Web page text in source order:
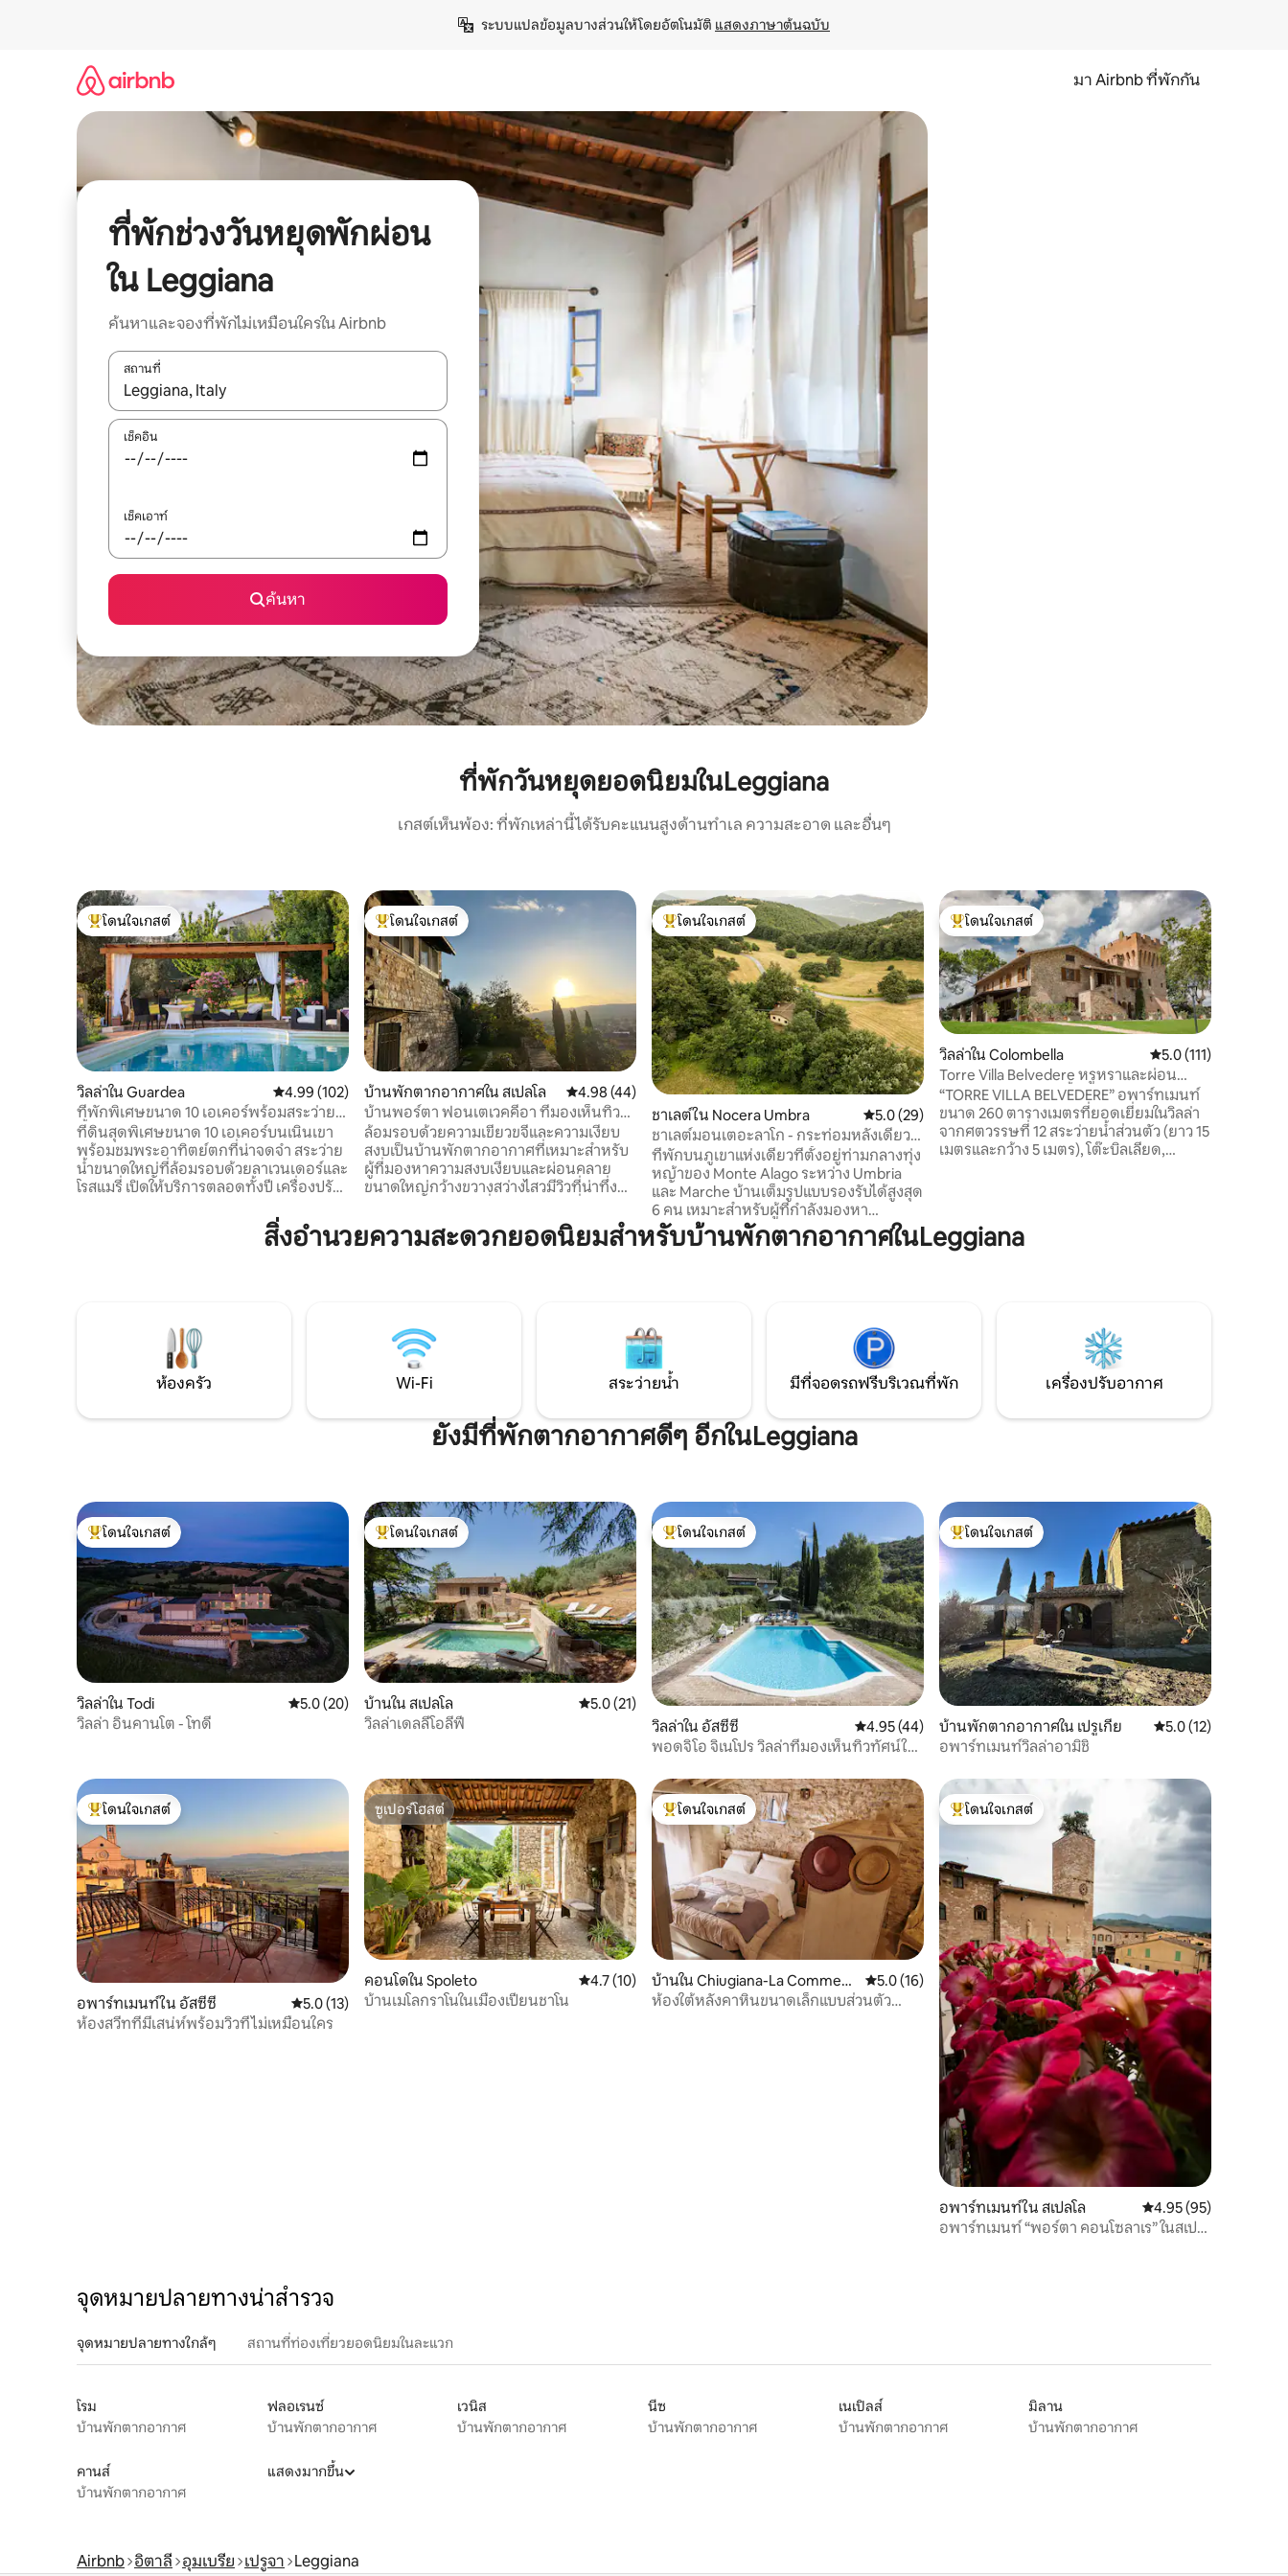
ระบบแปลข้อมูลบางส่วนให้โดยอัตโนมัติ แสดงภาษาต้นฉบับ
มา Airbnb ที่พักกัน
ที่พักช่วงวันหยุดพักผ่อน
ใน Leggiana
ค้นหาและจองที่พักไม่เหมือนใครใน Airbnb
สถานที่
ใช้ลูกศรขึ้นลง หรือใช้การสัมผัสหรือปัด เพื่อสำรวจผลการค้นหา
เช็คอิน
เช็คเอาท์
ค้นหา
ที่พักวันหยุดยอดนิยมในLeggiana
เกสต์เห็นพ้อง: ที่พักเหล่านี้ได้รับคะแนนสูงด้านทำเล ความสะอาด และอื่นๆ
โดนใจเกสต์ที่สุด
โดนใจเกสต์
วิลล่าใน Guardea คะแนนเฉลี่ย 4.99 จาก 5, 102 รีวิว
4.99 (102)
ที่พักพิเศษขนาด 10 เอเคอร์พร้อมสระว่าย
น้ำและสวนมะกอก
ที่ดินสุดพิเศษขนาด 10 เอเคอร์บนเนินเขา
พร้อมชมพระอาทิตย์ตกที่น่าจดจำ สระว่าย
น้ำขนาดใหญ่ที่ล้อมรอบด้วยลาเวนเดอร์และ
โรสแมรี่ เปิดให้บริการตลอดทั้งปี เครื่องปรับ
และเงียบสงบมาก 2 ชั้น 4 ห้องนอน 4
ห้องน้ำจากุซซี่อ่างอาบน้ำสมาร์ททีวีขนาด
เมเลียขับรถ 10 นาทีถึงสถานีรถไฟไปโรม/
ฟลอเรนซ์ขับรถ 5 นาทีถึงร้านค้าในเมือง
บริเวณ/ผู้ดูแลสระว่ายน้ำ
โดนใจเกสต์ที่สุด
โดนใจเกสต์
บ้านพักตากอากาศใน สเปลโล คะแนนเฉลี่ย 4.98 จาก 5, 44 รีวิว
4.98 (44)
บ้านพอร์ตา ฟอนเตเวคคีอา ที่มองเห็นทิวท์
ได้
ล้อมรอบด้วยความเขียวขจีและความเงียบ
สงบเป็นบ้านพักตากอากาศที่เหมาะสำหรับ
ผู้ที่มองหาความสงบเงียบและผ่อนคลาย
ขนาดใหญ่กว้างขวางสว่างไสวมีวิวที่น่าทึ่ง
ประโยชน์ ย้อนกลับไปในปี 1600 ได้รับการ
บูรณะอย่างประณีตตั้งอยู่ในอุมเบรียใน
จากหุบเขา Foligno ไปจนถึง Spoleto
สามารถเข้าถึงได้โดยรถยนต์อยู่ห่างจากที่
จอดรถ 200 ม.
โดนใจเกสต์ที่สุด
โดนใจเกสต์
ชาเลต์ใน Nocera Umbra คะแนนเฉลี่ย 5.0 จาก 5, 29 รีวิว
5.0 (29)
ชาเลต์มอนเตอะลาโก - กระท่อมหลังเดียว
ในอุทยาน
ที่พักบนภูเขาแห่งเดียวที่ตั้งอยู่ท่ามกลางทุ่ง
หญ้าของ Monte Alago ระหว่าง Umbria
และ Marche บ้านเต็มรูปแบบรองรับได้สูงสุด
6 คน เหมาะสำหรับผู้ที่กำลังมองหา
ธรรมชาติ ความเงียบสงบ ความเป็นส่วนตัว
และอากาศบริสุทธิ์ตามธรรมชาติ รายล้อม
delle Stelle และ Cinicchia ในเวลากลางคืน มี
ท้องฟ้าเต็มไปด้วยดวงดาวโดยไม่มีแสงไฟ
รอบๆ
โดนใจเกสต์ที่สุด
โดนใจเกสต์
วิลล่าใน Colombella คะแนนเฉลี่ย 5.0 จาก
5.0 (111)
Torre Villa Belvedere หรูหราและผ่อน
คลายพร้อมสระว่ายน้ำ
“TORRE VILLA BELVEDERE” อพาร์ทเมนท์
ขนาด 260 ตารางเมตรที่ยอดเยี่ยมในวิลล่า
จากศตวรรษที่ 12 สระว่ายน้ำส่วนตัว (ยาว 15
เมตรและกว้าง 5 เมตร), โต๊ะบิลเลียด,
หอคอย ที่จอดรถส่วนตัวที่สะดวกสบาย
ภายในที่พัก ทำเลดี ห่างจากเปรูจา 12 กม.
สิ่งอำนวยความสะดวกยอดนิยมสำหรับบ้านพักตากอากาศในLeggiana
ห้องครัว Wi-Fi สระว่ายน้ำ มีที่จอดรถฟรีบริเวณที่พัก เครื่องปรับอากาศ
ยังมีที่พักตากอากาศดีๆ อีกในLeggiana
โดนใจเกสต์ที่สุด
โดนใจเกสต์
วิลล่าใน Todi คะแนนเฉลี่ย 5.0 จาก 5, 20 รีวิว
5.0 (20)
วิลล่า อินคานโต - โทดี
โดนใจเกสต์ที่สุด
โดนใจเกสต์
บ้านใน สเปลโล คะแนนเฉลี่ย 5.0 จาก 5, 21 รีวิว
5.0 (21)
วิลล่าเดลลีโอลีฟี
โดนใจเกสต์ที่สุด
โดนใจเกสต์
วิลล่าใน อัสซีซี คะแนนเฉลี่ย 4.95 จาก 5, 44 รีวิว
4.95 (44)
พอดจิโอ จิเนโปร วิลล่าที่มองเห็นทิวทัศน์ใน
โดนใจเกสต์ที่สุด
โดนใจเกสต์
บ้านพักตากอากาศใน เปรูเกีย คะแนนเฉลี่ย 5.0 จาก
5.0 (12)
อพาร์ทเมนท์วิลล่าอามิชิ
โดนใจเกสต์ที่สุด
โดนใจเกสต์
อพาร์ทเมนท์ใน อัสซีซี คะแนนเฉลี่ย 5.0 จาก 5, 13 รีวิว
5.0 (13)
ห้องสวีทที่มีเสน่ห์พร้อมวิวที่ไม่เหมือนใคร
ซูเปอร์โฮสต์
ซูเปอร์โฮสต์
คอนโดใน Spoleto คะแนนเฉลี่ย 4.7 จาก 5, 10 รีวิว
4.7 (10)
บ้านเมโลกราโนในเมืองเปียนชาโน
โดนใจเกสต์ที่สุด
โดนใจเกสต์
บ้านใน Chiugiana-La Commen
da
คะแนนเฉลี่ย 5.0 จาก 5, 16 รีวิว
5.0 (16)
ห้องใต้หลังคาหินขนาดเล็กแบบส่วนตัว
โดนใจเกสต์ที่สุด
โดนใจเกสต์
อพาร์ทเมนท์ใน สเปลโล คะแนนเฉลี่ย 4.95 จาก
4.95 (95)
อพาร์ทเมนท์ “พอร์ตา คอนโซลาเร” ในสเปล
จุดหมายปลายทางน่าสำรวจ
จุดหมายปลายทางใกล้ๆ สถานที่ท่องเที่ยวยอดนิยมในละแวก
โรม
บ้านพักตากอากาศ
ฟลอเรนซ์
บ้านพักตากอากาศ
เวนิส
บ้านพักตากอากาศ
นีซ
บ้านพักตากอากาศ
เนเปิลส์
บ้านพักตากอากาศ
มิลาน
บ้านพักตากอากาศ
คานส์
บ้านพักตากอากาศ
แสดงมากขึ้น
Airbnb อิตาลี อุมเบรีย เปรูจา Leggiana